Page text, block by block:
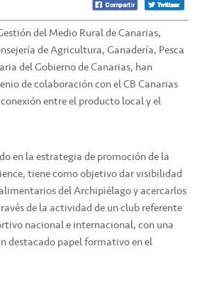
del Medio Rural de Canarias,
de Agricultura, Ganadería, Pesca
del Gobierno de Canarias, han
de colaboración con el CB Canarias
entre el producto local y el
en la estrategia de promoción de la
tiene como objetivo dar visibilidad
del Archipiélago y acercarlos
de la actividad de un club referente
nacional e internacional, con una
destacado papel formativo en el